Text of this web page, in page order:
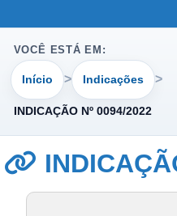
VOCÊ ESTÁ EM:
Início Indicações
INDICAÇÃO Nº 0094/2022